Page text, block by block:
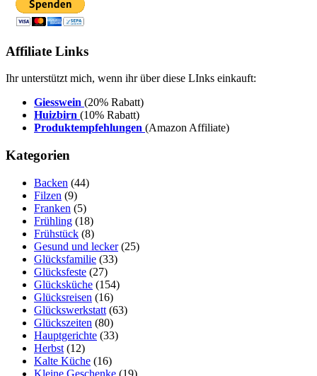
Affiliate Links
Ihr unterstützt mich, wenn ihr über diese LInks einkauft:
Giesswein (20% Rabatt)
Huizbirn (10% Rabatt)
Produktempfehlungen (Amazon Affiliate)
Kategorien
Backen (44)
Filzen (9)
Franken (5)
Frühling (18)
Frühstück (8)
Gesund und lecker(25)
Glücksfamilie (33)
Glücksfeste (27)
Glücksküche (154)
Glücksreisen (16)
Glückswerkstatt (63)
Glückszeiten (80)
Hauptgerichte (33)
Herbst (12)
Kalte Küche (16)
Kleine Geschenke (19)